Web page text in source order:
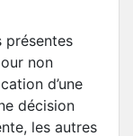
présentes
non
d’une
décision
les autres